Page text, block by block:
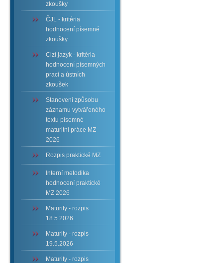
zkoušky
ČJL - kritéria
hodnocení písemné
zkoušky
Cizí jazyk - kritéria
hodnocení písemných
prací a ústních
zkoušek
Stanovení způsobu
záznamu vytvářeného
textu písemné
maturitní práce MZ
2026
Rozpis praktické MZ
Interní metodika
hodnocení praktické
MZ 2026
Maturity - rozpis
18.5.2026
Maturity - rozpis
19.5.2026
Maturity - rozpis